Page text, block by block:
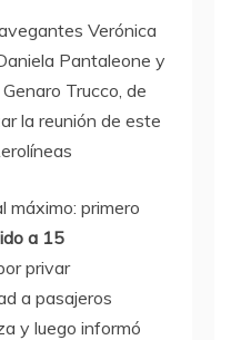
Verónica
Pantaleone y
Trucco, de
la reunión de este
máximo: primero
a 15
privar
a pasajeros
y luego informó